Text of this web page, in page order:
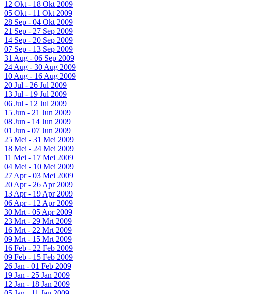
12 Okt - 18 Okt 2009
05 Okt - 11 Okt 2009
28 Sep - 04 Okt 2009
21 Sep - 27 Sep 2009
14 Sep - 20 Sep 2009
07 Sep - 13 Sep 2009
31 Aug - 06 Sep 2009
24 Aug - 30 Aug 2009
10 Aug - 16 Aug 2009
20 Jul - 26 Jul 2009
13 Jul - 19 Jul 2009
06 Jul - 12 Jul 2009
15 Jun - 21 Jun 2009
08 Jun - 14 Jun 2009
01 Jun - 07 Jun 2009
25 Mei - 31 Mei 2009
18 Mei - 24 Mei 2009
11 Mei - 17 Mei 2009
04 Mei - 10 Mei 2009
27 Apr - 03 Mei 2009
20 Apr - 26 Apr 2009
13 Apr - 19 Apr 2009
06 Apr - 12 Apr 2009
30 Mrt - 05 Apr 2009
23 Mrt - 29 Mrt 2009
16 Mrt - 22 Mrt 2009
09 Mrt - 15 Mrt 2009
16 Feb - 22 Feb 2009
09 Feb - 15 Feb 2009
26 Jan - 01 Feb 2009
19 Jan - 25 Jan 2009
12 Jan - 18 Jan 2009